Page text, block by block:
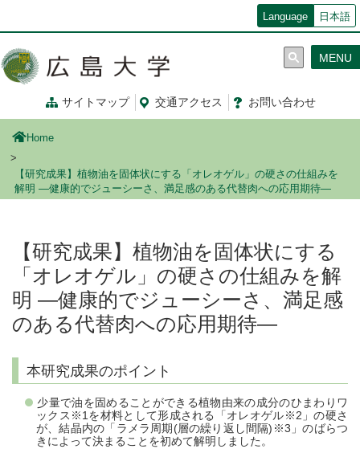
コ
ン
移
Language 日本語
サイトマップ 交通アクセス お問い合わせ
MENU
Home
【研究成果】植物油を固体状にする「オレオゲル」の硬さの仕組みを
解明 ―健康的でジューシーさ、満足感のある代替肉への応用期待―
【研究成果】植物油を固体状にする
「オレオゲル」の硬さの仕組みを解
明 ―健康的でジューシーさ、満足感
のある代替肉への応用期待―
本研究成果のポイント
少量で油を固めることができる植物由来の成分のひまわりワ
ックス※1を材料として形成される「オレオゲル※2」の硬さ
が、結晶内の「ラメラ周期(層の繰り返し間隔)※3」のばらつ
きによって決まることを初めて解明しました。